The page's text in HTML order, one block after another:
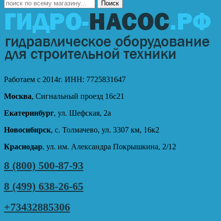
Работаем с 2014г. ИНН: 7725831647
Москва, Сигнальный проезд 16с21
Екатеринбург, ул. Шефская, 2а
Новосибирск, с. Толмачево, ул. 3307 км, 16к2
Краснодар, ул. им. Александра Покрышкина, 2/12
8 (800) 500-87-93
8 (499) 638-26-65
+73432885306